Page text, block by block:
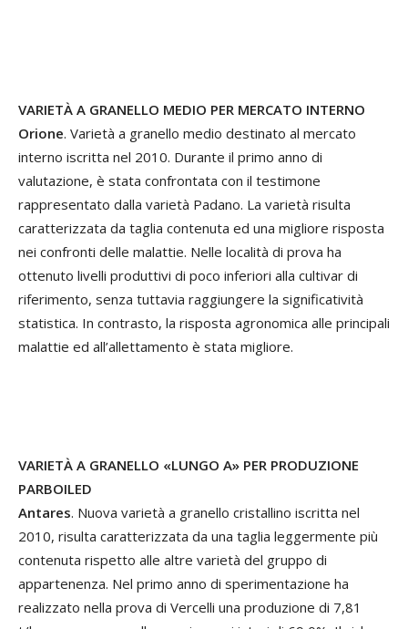
VARIETÀ A GRANELLO MEDIO PER MERCATO INTERNO
Orione. Varietà a granello medio destinato al mercato
interno iscritta nel 2010. Durante il primo anno di
valutazione, è stata confrontata con il testimone
rappresentato dalla varietà Padano. La varietà risulta
caratterizzata da taglia contenuta ed una migliore risposta
nei confronti delle malattie. Nelle località di prova ha
ottenuto livelli produttivi di poco inferiori alla cultivar di
riferimento, senza tuttavia raggiungere la significatività
statistica. In contrasto, la risposta agronomica alle principali
malattie ed all’allettamento è stata migliore.
VARIETÀ A GRANELLO «LUNGO A» PER PRODUZIONE
PARBOILED
Antares. Nuova varietà a granello cristallino iscritta nel
2010, risulta caratterizzata da una taglia leggermente più
contenuta rispetto alle altre varietà del gruppo di
appartenenza. Nel primo anno di sperimentazione ha
realizzato nella prova di Vercelli una produzione di 7,81